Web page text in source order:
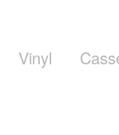
Vinyl